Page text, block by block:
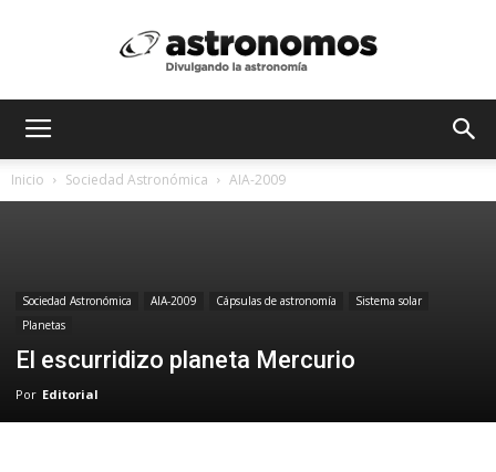
Inicio Sociedad Astronómica AIA-2009
Sociedad Astronómica AIA-2009 Cápsulas de astronomía
Sistema solar
Planetas
El escurridizo planeta Mercurio
Por Editorial